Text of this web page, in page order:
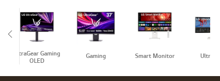
UltraGear Gaming
OLED
Gaming Smart Monitor